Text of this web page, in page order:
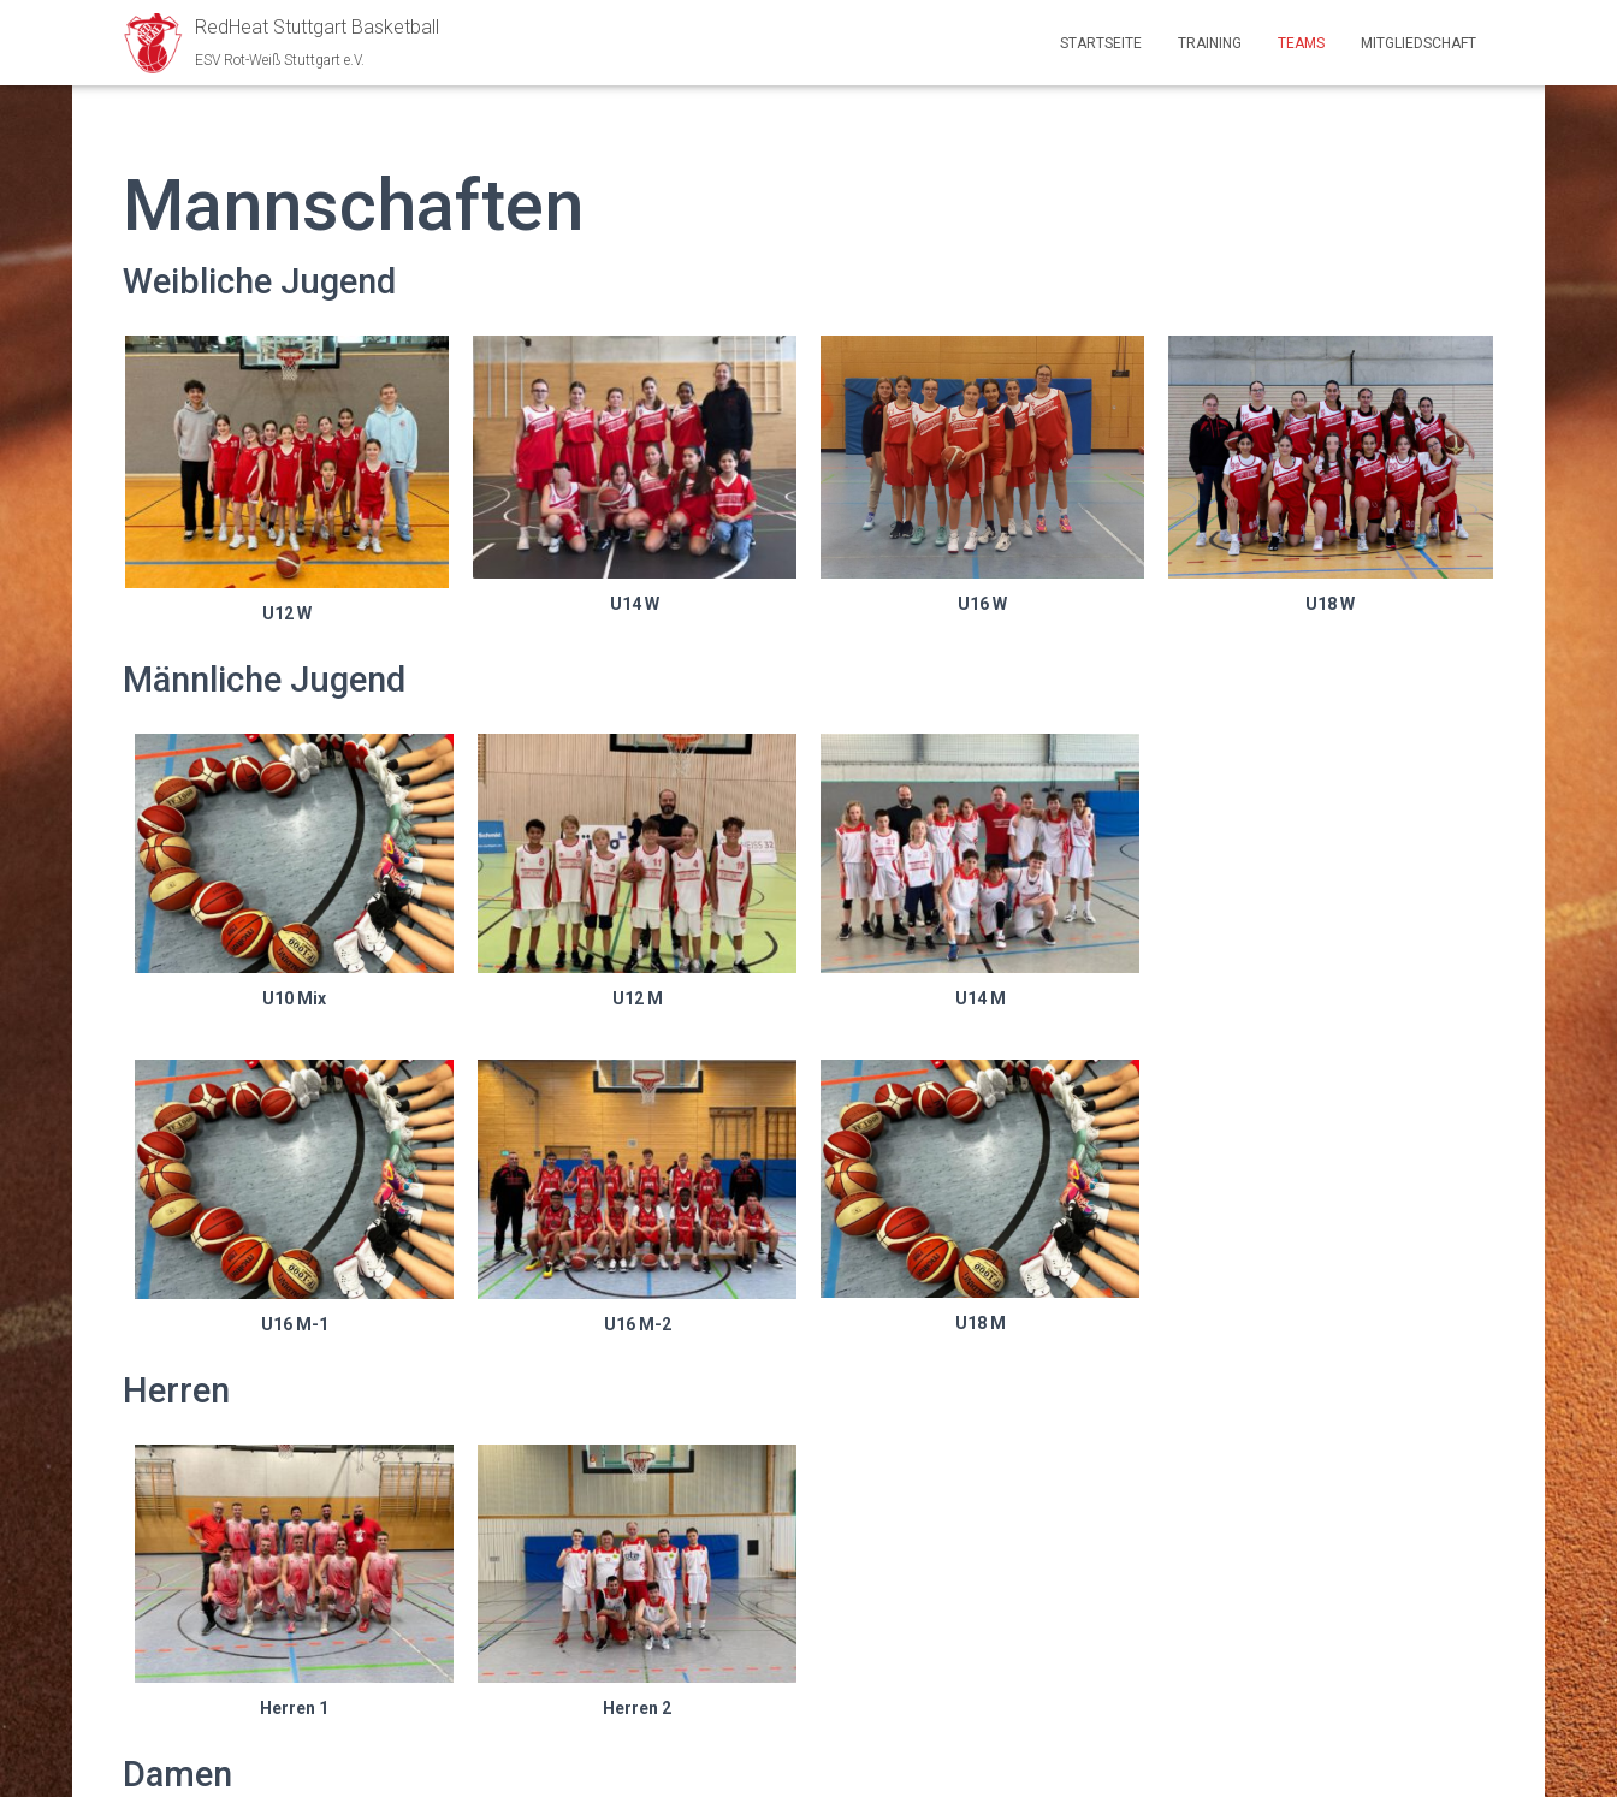
RedHeat Stuttgart Basketball
ESV Rot-Weiß Stuttgart e.V.
STARTSEITE TRAINING TEAMS MITGLIEDSCHAFT
Mannschaften
Weibliche Jugend
U12 W
U14 W U16 W U18 W
Männliche Jugend
U10 Mix U12 M U14 M
U16 M-1 U16 M-2 U18 M
Herren
Herren 1 Herren 2
Damen